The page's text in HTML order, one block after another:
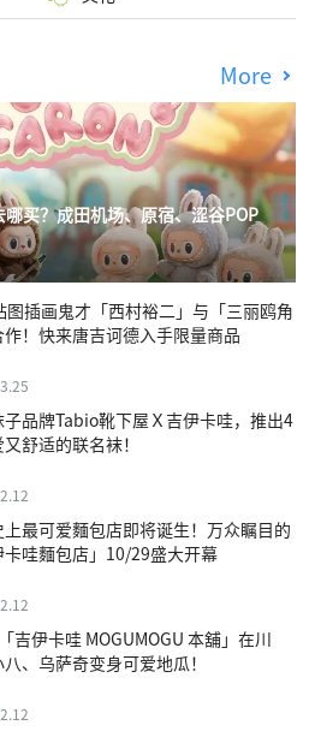
More
买？成田机场、原宿、涩谷POP
图插画鬼才「西村裕二」与「三丽鸥角
！快来唐吉诃德入手限量商品
子品牌Tabio靴下屋Ｘ吉伊卡哇，推出4
舒适的联名袜！
上最可爱麵包店即将诞生！万众瞩目的
卡哇麵包店」10/29盛大开幕
吉伊卡哇 MOGUMOGU 本舖」在川
、乌萨奇变身可爱地瓜！